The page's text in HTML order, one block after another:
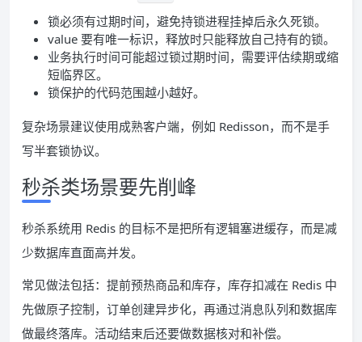
锁必须有过期时间，避免持锁进程挂掉后永久死锁。
value 要有唯一标识，释放时只能释放自己持有的锁。
业务执行时间可能超过锁过期时间，需要评估续期或缩
短临界区。
锁保护的代码范围越小越好。
复杂场景建议使用成熟客户端，例如 Redisson，而不是手
写半套锁协议。
秒杀类场景要先削峰
秒杀系统用 Redis 的目标不是把所有逻辑塞进缓存，而是减
少数据库直面高并发。
常见做法包括：提前预热商品和库存，库存扣减在 Redis 中
先做原子控制，订单创建异步化，再通过消息队列和数据库
做最终落库。活动结束后还要做数据核对和补偿。